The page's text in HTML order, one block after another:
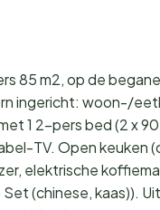
85 m2, op de
ingericht: woon-/
1 2-pers bed (2 x
TV. Open keuken
elektrische
(chinese, kaas)).